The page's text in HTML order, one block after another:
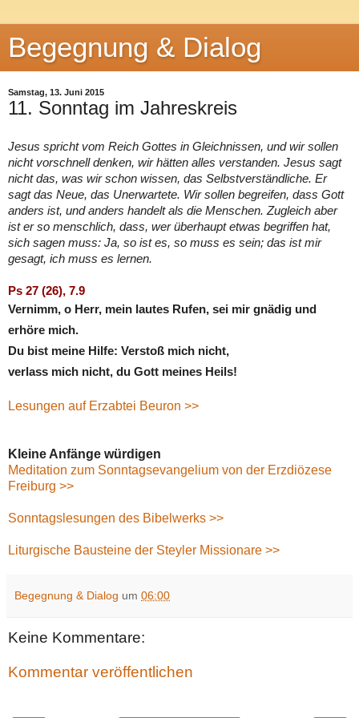
Begegnung & Dialog
Samstag, 13. Juni 2015
11. Sonntag im Jahreskreis
Jesus spricht vom Reich Gottes in Gleichnissen, und wir sollen
nicht vorschnell denken, wir hätten alles verstanden. Jesus sagt
nicht das, was wir schon wissen, das Selbstverständliche. Er
sagt das Neue, das Unerwartete. Wir sollen begreifen, dass Gott
anders ist, und anders handelt als die Menschen. Zugleich aber
ist er so menschlich, dass, wer überhaupt etwas begriffen hat,
sich sagen muss: Ja, so ist es, so muss es sein; das ist mir
gesagt, ich muss es lernen.
Ps 27 (26), 7.9
Vernimm, o Herr, mein lautes Rufen, sei mir gnädig und
erhöre mich.
Du bist meine Hilfe: Verstoß mich nicht,
verlass mich nicht, du Gott meines Heils!
Lesungen auf Erzabtei Beuron >>
Kleine Anfänge würdigen
Meditation zum Sonntagsevangelium von der Erzdiözese
Freiburg >>
Sonntagslesungen des Bibelwerks >>
Liturgische Bausteine der Steyler Missionare >>
Begegnung & Dialog um 06:00
Keine Kommentare:
Kommentar veröffentlichen